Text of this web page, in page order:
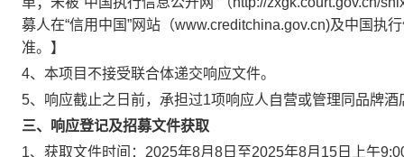
募人在“信用中国”网站（www.creditchina.gov.cn)及中国执
准。】
4、本项目不接受联合体递交响应文件。
5、响应截止之日前，承担过1项响应人自营或管理同品牌
三、响应登记及招募文件获取
1、获取文件时间：2025年8月8日至2025年8月15日上午